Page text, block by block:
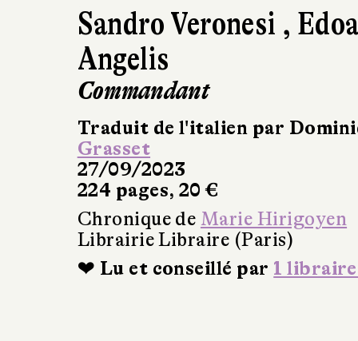
Sandro Veronesi ,
Angelis
Commandant
Traduit de l'italien par
Grasset
27/09/2023
224 pages, 20 €
Chronique de Marie Hirigoyen
Librairie Libraire (Paris)
❤ Lu et conseillé par 1